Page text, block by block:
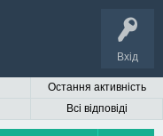
Вхід
Остання активність
Всі відповіді